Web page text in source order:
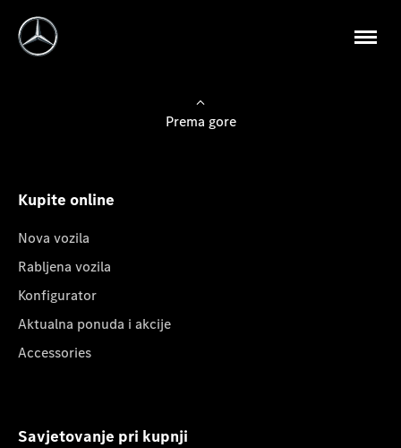
Prema gore
Kupite online
Nova vozila
Rabljena vozila
Konfigurator
Aktualna ponuda i akcije
Accessories
Savjetovanje pri kupnji